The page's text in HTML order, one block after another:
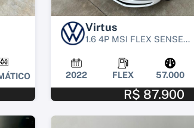
Virtus
1.6 4P MSI FLEX SENSE...
2022 FLEX 57.000
R$ 87.900